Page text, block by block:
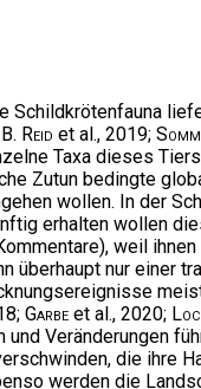
Schildkrötenfauna
Reid et al., 2019;
Taxa dieses
Zutun bedingte
wollen. In der
erhalten wollen
weil
überhaupt nur einer
Garbe et al., 2020; Loc
Veränderungen
die ihre
werden die